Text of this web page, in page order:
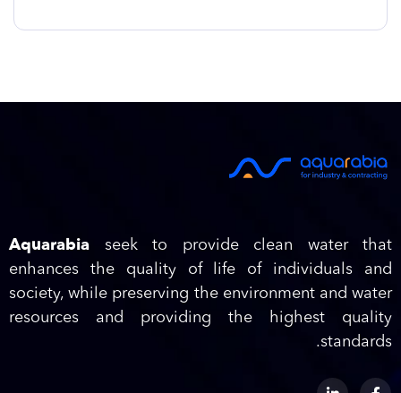
Aquarabia seek to provide clean water that
enhances the quality of life of individuals and
society, while preserving the environment and water
resources and providing the highest quality
standards.